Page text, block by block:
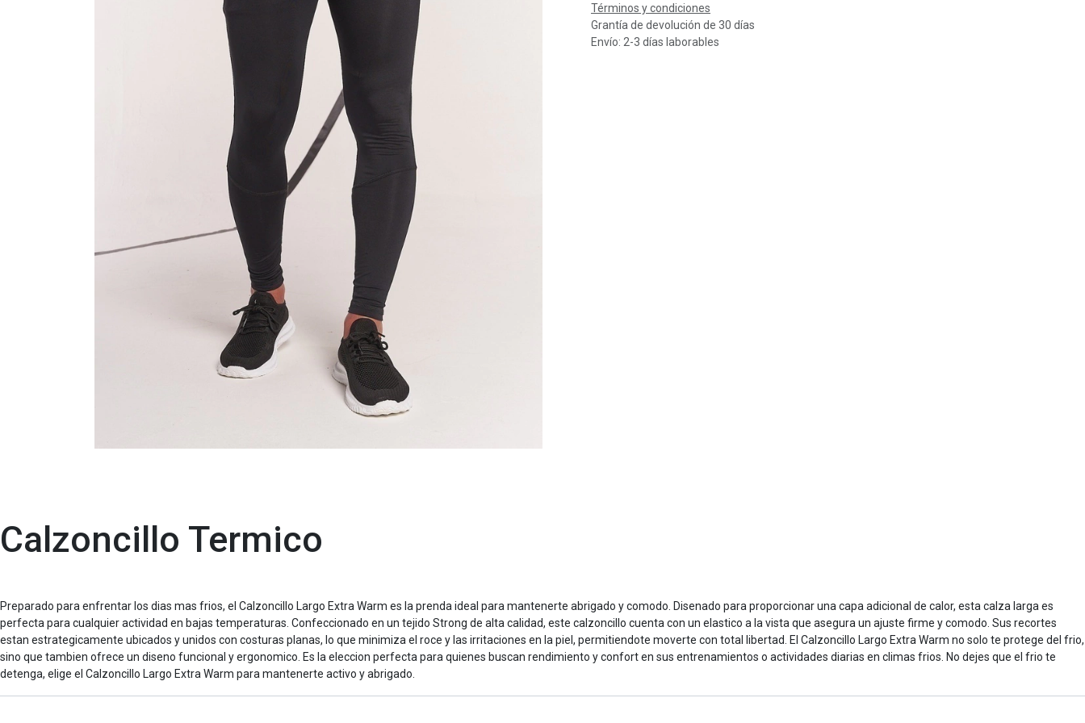
Términos y condiciones
Grantía de devolución de 30 días
Envío: 2-3 días laborables
Calzoncillo Termico
Preparado para enfrentar los dias mas frios, el Calzoncillo Largo Extra Warm es la prenda ideal para mantenerte abrigado y comodo. Disenado para proporcionar una capa adicional de calor, esta calza larga es
perfecta para cualquier actividad en bajas temperaturas. Confeccionado en un tejido Strong de alta calidad, este calzoncillo cuenta con un elastico a la vista que asegura un ajuste firme y comodo. Sus recortes
estan estrategicamente ubicados y unidos con costuras planas, lo que minimiza el roce y las irritaciones en la piel, permitiendote moverte con total libertad. El Calzoncillo Largo Extra Warm no solo te protege del frio,
sino que tambien ofrece un diseno funcional y ergonomico. Es la eleccion perfecta para quienes buscan rendimiento y confort en sus entrenamientos o actividades diarias en climas frios. No dejes que el frio te
detenga, elige el Calzoncillo Largo Extra Warm para mantenerte activo y abrigado.